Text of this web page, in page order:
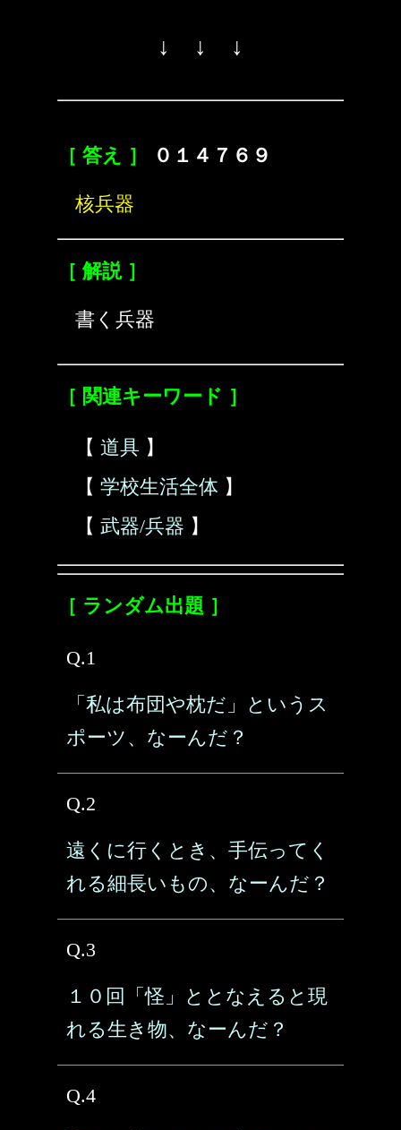
↓ ↓ ↓
［ 答え ］ ０１４７６９
核兵器
［ 解説 ］
書く兵器
［ 関連キーワード ］
【 道具 】
【 学校生活全体 】
【 武器/兵器 】
［ ランダム出題 ］
Q.1
「私は布団や枕だ」というス
ポーツ、なーんだ？
Q.2
遠くに行くとき、手伝ってく
れる細長いもの、なーんだ？
Q.3
１０回「怪」ととなえると現
れる生き物、なーんだ？
Q.4